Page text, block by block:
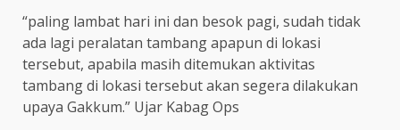
“paling lambat hari ini dan besok pagi, sudah tidak
ada lagi peralatan tambang apapun di lokasi
tersebut, apabila masih ditemukan aktivitas
tambang di lokasi tersebut akan segera dilakukan
upaya Gakkum.” Ujar Kabag Ops